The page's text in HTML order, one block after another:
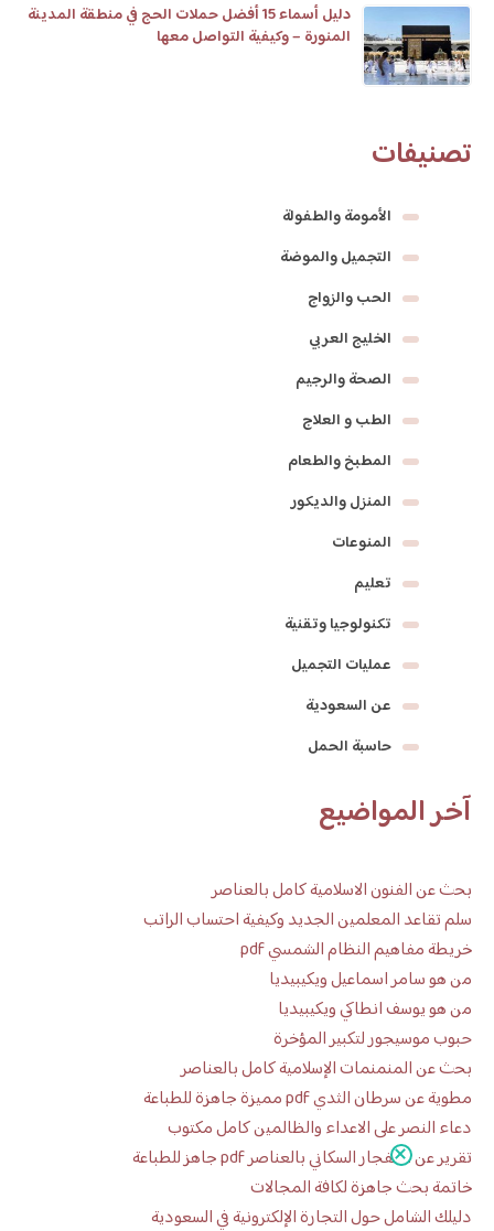
دليل أسماء 15 أفضل حملات الحج في منطقة المدينة
المنورة – وكيفية التواصل معها
تصنيفات
الأمومة والطفولة
التجميل والموضة
الحب والزواج
الخليج العربي
الصحة والرجيم
الطب و العلاج
المطبخ والطعام
المنزل والديكور
المنوعات
تعليم
تكنولوجيا وتقنية
عمليات التجميل
عن السعودية
حاسبة الحمل
آخر المواضيع
بحث عن الفنون الاسلامية كامل بالعناصر
سلم تقاعد المعلمين الجديد وكيفية احتساب الراتب
خريطة مفاهيم النظام الشمسي pdf
من هو سامر اسماعيل ويكيبيديا
من هو يوسف انطاكي ويكيبيديا
حبوب موسيجور لتكبير المؤخرة
بحث عن المنمنمات الإسلامية كامل بالعناصر
مطوية عن سرطان الثدي pdf مميزة جاهزة للطباعة
دعاء النصر على الاعداء والظالمين كامل مكتوب
تقرير عن الانفجار السكاني بالعناصر pdf جاهز للطباعة
خاتمة بحث جاهزة لكافة المجالات
دليلك الشامل حول التجارة الإلكترونية في السعودية